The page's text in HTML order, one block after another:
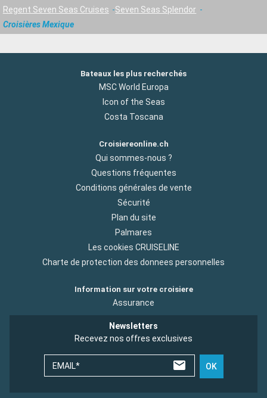
Regent Seven Seas Cruises
Seven Seas Splendor
Croisières Mexique
Bateaux les plus recherchés
MSC World Europa
Icon of the Seas
Costa Toscana
Croisiereonline.ch
Qui sommes-nous ?
Questions fréquentes
Conditions générales de vente
Sécurité
Plan du site
Palmares
Les cookies CRUISELINE
Charte de protection des donnees personnelles
Information sur votre croisiere
Assurance
Newsletters
Recevez nos offres exclusives
EMAIL* OK